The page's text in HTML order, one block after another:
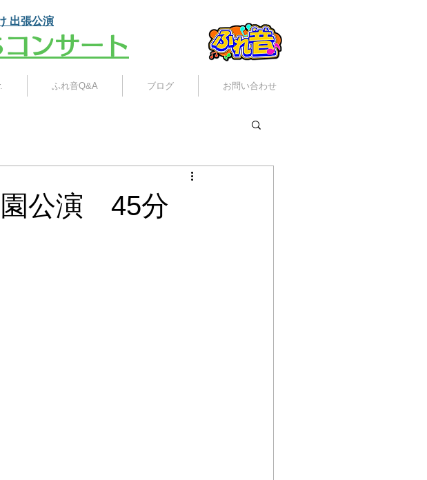
出張公演
ンサート
ふれ音Q&A ブログ お問い合わせ
公演 45分